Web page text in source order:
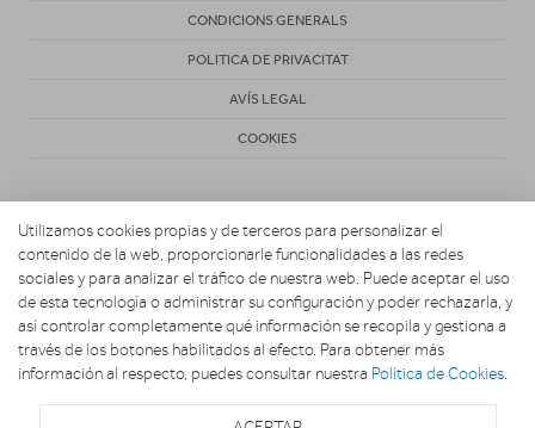
CONDICIONS GENERALS
POLITICA DE PRIVACITAT
AVÍS LEGAL
COOKIES
Copyright 2026. Activa Radiovisión
Utilizamos cookies propias y de terceros para personalizar el
contenido de la web, proporcionarle funcionalidades a las redes
sociales y para analizar el tráfico de nuestra web. Puede aceptar el uso
de esta tecnología o administrar su configuración y poder rechazarla, y
así controlar completamente qué información se recopila y gestiona a
través de los botones habilitados al efecto. Para obtener más
información al respecto, puedes consultar nuestra Política de Cookies.